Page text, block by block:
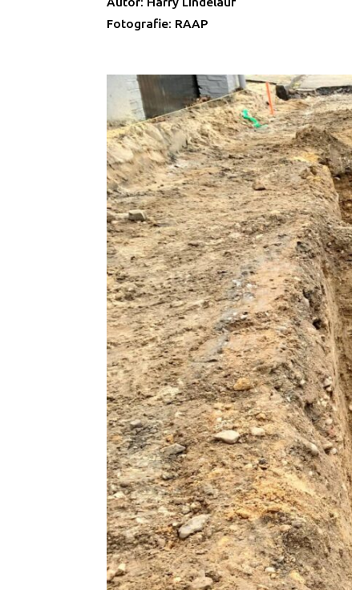
Fotografie: RAAP